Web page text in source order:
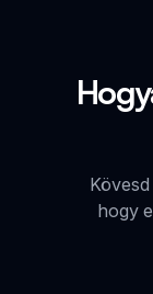
hogy